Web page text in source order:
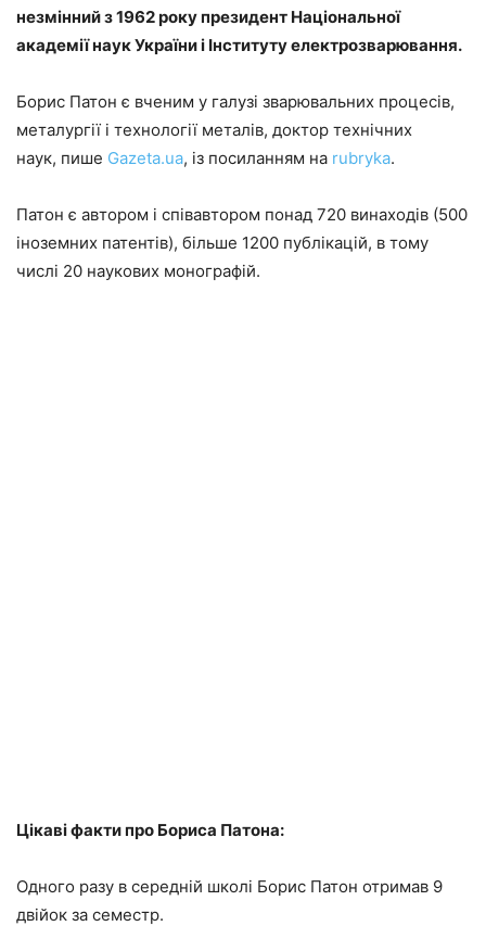
незмінний з 1962 року президент Національної
академії наук України і Інституту електрозварювання.
Борис Патон є вченим у галузі зварювальних процесів,
металургії і технології металів, доктор технічних
наук, пише Gazeta.ua, із посиланням на rubryka.
Патон є автором і співавтором понад 720 винаходів (500
іноземних патентів), більше 1200 публікацій, в тому
числі 20 наукових монографій.
Цікаві факти про Бориса Патона:
Одного разу в середній школі Борис Патон отримав 9
двійок за семестр.